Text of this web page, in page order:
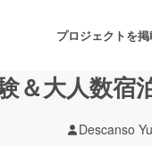
プロジェクトを
＆大人数
Descanso